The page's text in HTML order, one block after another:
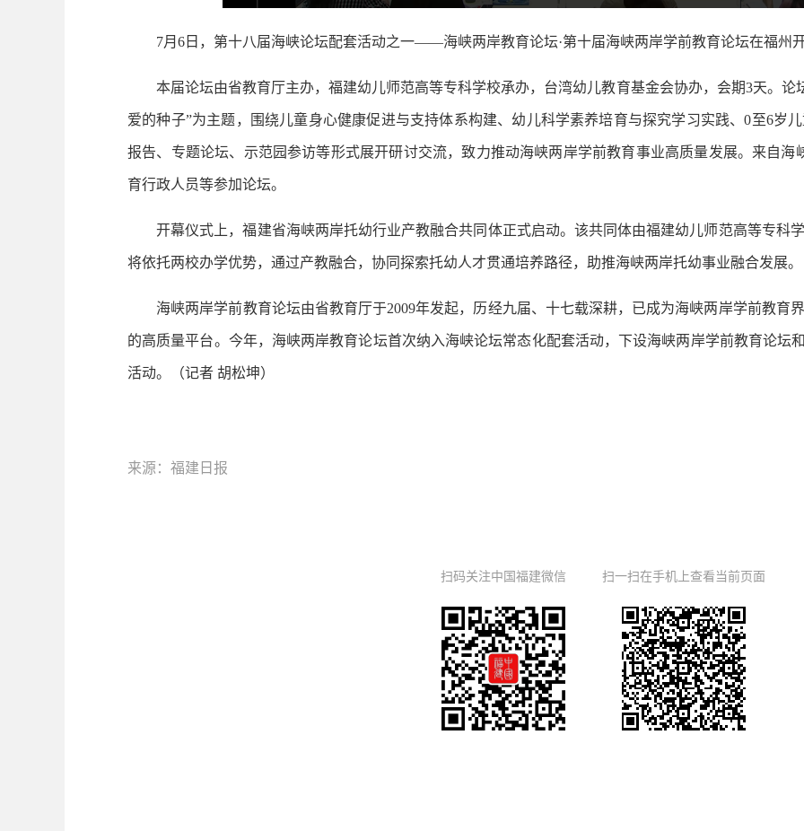
7月6日，第十八届海峡论坛配套活动之一——海峡两岸教育论坛·第十届海峡两岸学前教育论坛在福州
本届论坛由省教育厅主办，福建幼儿师范高等专科学校承办，台湾幼儿教育基金会协办，会期3天。
爱的种子”为主题，围绕儿童身心健康促进与支持体系构建、幼儿科学素养培育与探究学习实践、0至6岁
报告、专题论坛、示范园参访等形式展开研讨交流，致力推动海峡两岸学前教育事业高质量发展。来自海
育行政人员等参加论坛。
开幕仪式上，福建省海峡两岸托幼行业产教融合共同体正式启动。该共同体由福建幼儿师范高等专科
将依托两校办学优势，通过产教融合，协同探索托幼人才贯通培养路径，助推海峡两岸托幼事业融合发展。
海峡两岸学前教育论坛由省教育厅于2009年发起，历经九届、十七载深耕，已成为海峡两岸学前教育
的高质量平台。今年，海峡两岸教育论坛首次纳入海峡论坛常态化配套活动，下设海峡两岸学前教育论坛
活动。 （记者 胡松坤）
来源：福建日报
扫码关注中国福建微信 扫一扫在手机上查看当前页面